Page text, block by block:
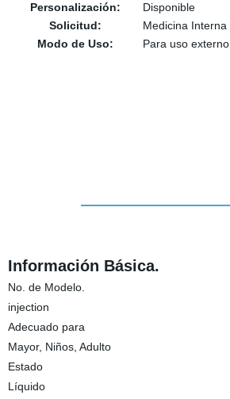
Personalización:
Disponible
Solicitud:
Medicina Interna
Modo de Uso:
Para uso externo
Información Básica.
No. de Modelo.
injection
Adecuado para
Mayor, Niños, Adulto
Estado
Líquido